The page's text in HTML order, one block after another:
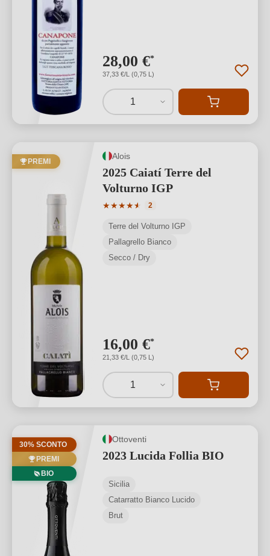
28,00 €*
37,33 €/L (0,75 L)
1
PREMI
Alois
2025 Caiatí Terre del
Volturno IGP
★★★★★
★
Valutazione media di 4.5 su 5 stelle
2
Terre del Volturno IGP
Pallagrello Bianco
Secco / Dry
16,00 €*
21,33 €/L (0,75 L)
1
30% SCONTO
PREMI
BIO
Ottoventi
2023 Lucida Follia BIO
Sicilia
Catarratto Bianco Lucido
Brut